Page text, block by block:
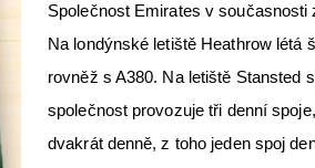
Společnost Emirates v
Na londýnské letiště Heathrow létá
rovněž s A380. Na letiště Stansted
společnost provozuje tři denní
dvakrát denně, z toho jeden spoj